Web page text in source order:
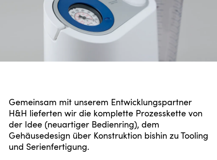
Fingerfertig.
Unser Spezialgebiet: Entwicklung innovativer
Gemeinsam mit unserem Entwicklungspartner
H&H lieferten wir die komplette Prozesskette von
der Idee (neuartiger Bedienring), dem
Gehäusedesign über Konstruktion bishin zu Tooling
und Serienfertigung.